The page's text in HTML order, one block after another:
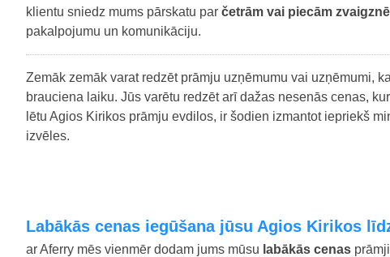
klientu sniedz mums pārskatu par četrām vai piecām
pakalpojumu un komunikāciju.
Zemāk zemāk varat redzēt prāmju uzņēmumu vai uzņēmumi,
brauciena laiku. Jūs varētu redzēt arī dažas nesenās cenas,
lētu Agios Kirikos prāmju evdilos, ir šodien izmantot iepriekš
izvēles.
Labākās cenas iegūšana jūsu Agios Kirikos
ar Aferry mēs vienmēr dodam jums mūsu labākās cenas